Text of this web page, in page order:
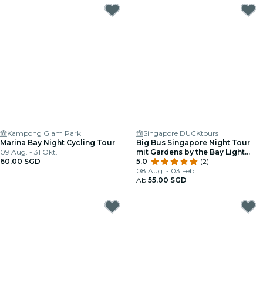
Kampong Glam Park
Marina Bay Night Cycling Tour
09 Aug. - 31 Okt.
60,00 SGD
Singapore DUCKtours
Big Bus Singapore Night Tour
mit Gardens by the Bay Light
Show
5.0
(2)
08 Aug. - 03 Feb.
Ab 55,00 SGD